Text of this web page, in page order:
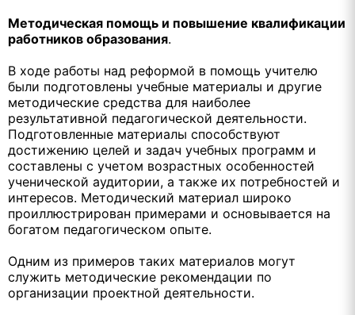
Методическая помощь и повышение квалификации
работников образования.
В ходе работы над реформой в помощь учителю
были подготовлены учебные материалы и другие
методические средства для наиболее
результативной педагогической деятельности.
Подготовленные материалы способствуют
достижению целей и задач учебных программ и
составлены с учетом возрастных особенностей
ученической аудитории, а также их потребностей и
интересов. Методический материал широко
проиллюстрирован примерами и основывается на
богатом педагогическом опыте.
Одним из примеров таких материалов могут
служить методические рекомендации по
организации проектной деятельности.